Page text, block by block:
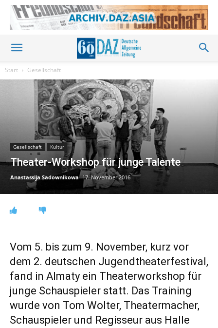
Start Gesellschaft
Gesellschaft Kultur
Theater-Workshop für junge Talente
Anastassija Sadownikowa 17. November 2016
Vom 5. bis zum 9. November, kurz vor
dem 2. deutschen Jugendtheaterfestival,
fand in Almaty ein Theaterworkshop für
junge Schauspieler statt. Das Training
wurde von Tom Wolter, Theatermacher,
Schauspieler und Regisseur aus Halle